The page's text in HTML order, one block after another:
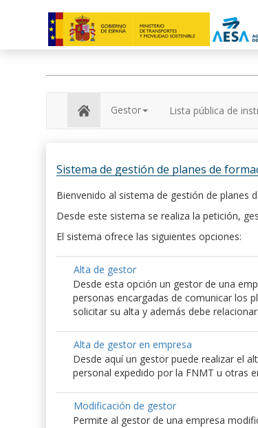
Gestor Lista pública de
Sistema de gestión de planes de
Bienvenido al sistema de gestión de planes
Desde este sistema se realiza la petición,
El sistema ofrece las siguientes opciones:
Alta de gestor
Desde esta opción un gestor de una
personas encargadas de comunicar los
solicitar su alta y además debe
Alta de gestor en empresa
Desde aquí un gestor puede realizar el
personal expedido por la FNMT u otras
Modificación de gestor
Permite al gestor de una empresa